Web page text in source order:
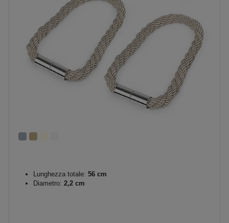
Lunghezza totale: 56 cm
Diametro: 2,2 cm